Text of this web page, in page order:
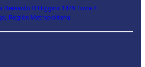
Bernardo O’Higgins 1449 Torre 4
Región Metropolitana.